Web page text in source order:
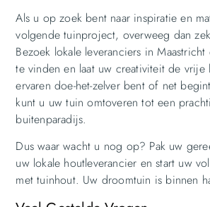
Als u op zoek bent naar inspiratie en
volgende tuinproject, overweeg dan
Bezoek lokale leveranciers in
te vinden en laat uw creativiteit de
ervaren doe-het-zelver bent of net
kunt u uw tuin omtoveren tot een
buitenparadijs.
Dus waar wacht u nog op? Pak uw
uw lokale houtleverancier en start uw
met tuinhout. Uw droomtuin is binnen